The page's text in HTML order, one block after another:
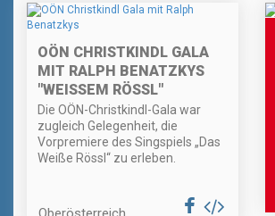
OÖN CHRISTKINDL GALA
MIT RALPH BENATZKYS
"WEISSEM RÖSSL"
Die OÖN-Christkindl-Gala war
zugleich Gelegenheit, die
Vorpremiere des Singspiels „Das
Weiße Rössl“ zu erleben.